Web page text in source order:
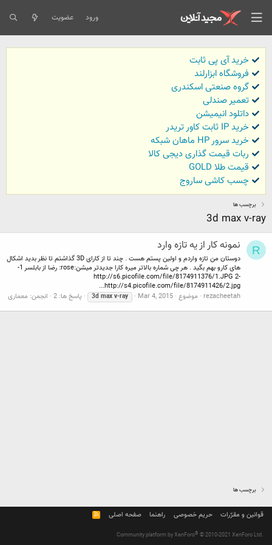
ورود عضویت
خرید آی پی ثابت
فروشگاه ابزارلند
گروه صنعتی اسکندری
تعمیر صندلی
داتلود انیمیشن
خرید IP ثابت کاور تریدر
خرید سرور HP ماهان شبکه
ربات قیمت گذاری دیجی کالا
قیمت طلا GOLD
چسب کاشی ساروج
برچسب ها
3d max v-ray
R نمونه کار از یه تازه وارد
دوستان من تازه واردم و اولین پستم هست . چند تا از کارای 3D گذاشتم تا نظر بدید اشکال
های کارو بهم بگید . هر چی شماره بالاتر میره کارا جدیدتر میشن:rose: رضا از بابلسر 1-
http://s6.picofile.com/file/8174911376/1.JPG 2-
http://s4.picofile.com/file/8174911426/2.jpg...
rezacheetah موضوع Mar 4, 2015
3d max v-ray پاسخ ها: 2 انجمن: معماری
برچسب ها
قوانین و مقرّرات حریم خصوصی راهنما صفحه اصلی
R
S
Community platform by XenForo® © 2010-2021 XenForo Ltd.